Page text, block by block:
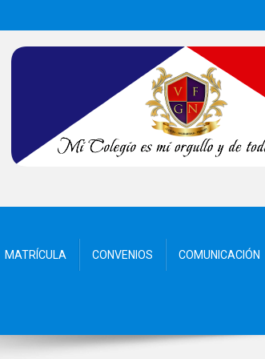
MATRÍCULA CONVENIOS COMUNICACIÓN